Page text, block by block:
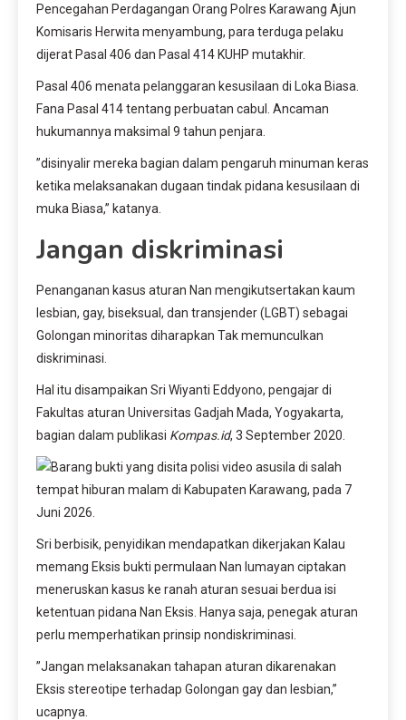
Pencegahan Perdagangan Orang Polres Karawang Ajun
Komisaris Herwita menyambung, para terduga pelaku
dijerat Pasal 406 dan Pasal 414 KUHP mutakhir.
Pasal 406 menata pelanggaran kesusilaan di Loka Biasa.
Fana Pasal 414 tentang perbuatan cabul. Ancaman
hukumannya maksimal 9 tahun penjara.
”disinyalir mereka bagian dalam pengaruh minuman keras
ketika melaksanakan dugaan tindak pidana kesusilaan di
muka Biasa,” katanya.
Jangan diskriminasi
Penanganan kasus aturan Nan mengikutsertakan kaum
lesbian, gay, biseksual, dan transjender (LGBT) sebagai
Golongan minoritas diharapkan Tak memunculkan
diskriminasi.
Hal itu disampaikan Sri Wiyanti Eddyono, pengajar di
Fakultas aturan Universitas Gadjah Mada, Yogyakarta,
bagian dalam publikasi Kompas.id, 3 September 2020.
Sri berbisik, penyidikan mendapatkan dikerjakan Kalau
memang Eksis bukti permulaan Nan lumayan ciptakan
meneruskan kasus ke ranah aturan sesuai berdua isi
ketentuan pidana Nan Eksis. Hanya saja, penegak aturan
perlu memperhatikan prinsip nondiskriminasi.
”Jangan melaksanakan tahapan aturan dikarenakan
Eksis stereotipe terhadap Golongan gay dan lesbian,”
ucapnya.